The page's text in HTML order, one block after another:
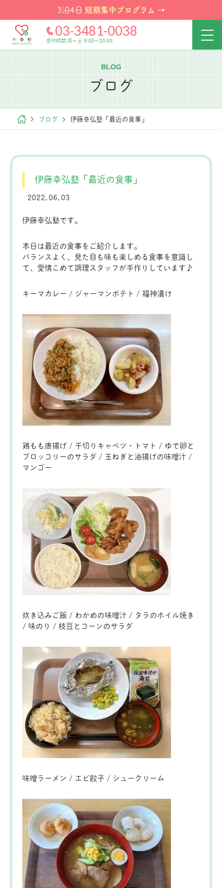
3泊4日 短期集中プログラム →
03-3481-0038
受付時間:月～土 9:00～20:00
BLOG
ブログ
ブログ 伊藤幸弘塾「最近の食事」
伊藤幸弘塾「最近の食事」
2022.06.03
伊藤幸弘塾です。
本日は最近の食事をご紹介します。
バランスよく、見た目も味も楽しめる食事を意識し
て、愛情こめて調理スタッフが手作りしています♪
キーマカレー / ジャーマンポテト / 福神漬け
鶏もも唐揚げ / 千切りキャベツ・トマト / ゆで卵と
ブロッコリーのサラダ / 玉ねぎと油揚げの味噌汁 /
マンゴー
炊き込みご飯 / わかめの味噌汁 / タラのホイル焼き
/ 味のり / 枝豆とコーンのサラダ
味噌ラーメン / エビ餃子 / シュークリーム